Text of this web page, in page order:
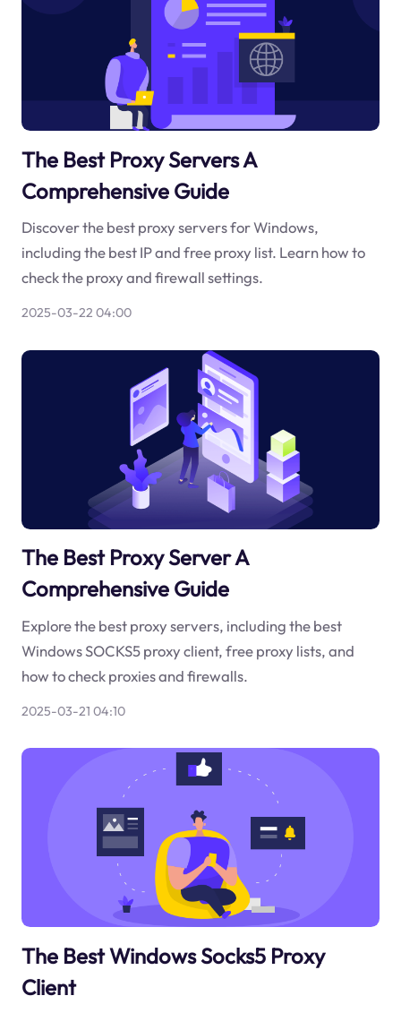
The Best Proxy Servers A
Comprehensive Guide
Discover the best proxy servers for Windows,
including the best IP and free proxy list. Learn how to
check the proxy and firewall settings.
2025-03-22 04:00
The Best Proxy Server A
Comprehensive Guide
Explore the best proxy servers, including the best
Windows SOCKS5 proxy client, free proxy lists, and
how to check proxies and firewalls.
2025-03-21 04:10
The Best Windows Socks5 Proxy
Client